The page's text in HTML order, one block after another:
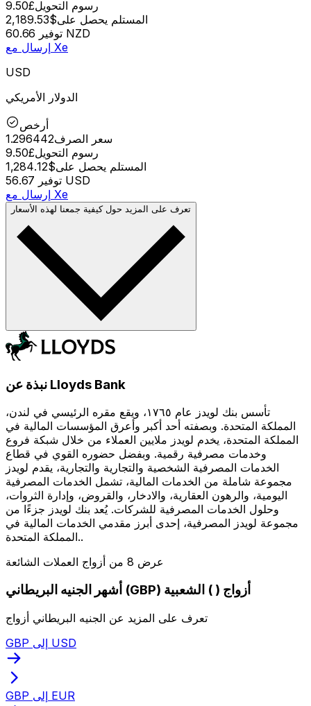
رسوم التحويل£9.50
المستلم يحصل على$2,189.53
توفير 60.66 NZD
إرسال مع Xe
USD
الدولار الأمريكي
أرخص
سعر الصرف1.296442
رسوم التحويل£9.50
المستلم يحصل على$1,284.12
توفير 56.67 USD
إرسال مع Xe
تعرف على المزيد حول كيفية جمعنا لهذه الأسعار
نبذة عن Lloyds Bank
تأسس بنك لويدز عام ١٧٦٥، ويقع مقره الرئيسي في لندن،
المملكة المتحدة. وبصفته أحد أكبر وأعرق المؤسسات المالية في
المملكة المتحدة، يخدم لويدز ملايين العملاء من خلال شبكة فروع
وخدمات مصرفية رقمية. وبفضل حضوره القوي في قطاع
الخدمات المصرفية الشخصية والتجارية والتجارية، يقدم لويدز
مجموعة شاملة من الخدمات المالية، تشمل الخدمات المصرفية
اليومية، والرهون العقارية، والادخار، والقروض، وإدارة الثروات،
وحلول الخدمات المصرفية للشركات. يُعد بنك لويدز جزءًا من
مجموعة لويدز المصرفية، إحدى أبرز مقدمي الخدمات المالية في
المملكة المتحدة..
عرض 8 من أزواج العملات الشائعة
أشهر الجنيه البريطاني (GBP) أزواج ( ) الشعبية
تعرف على المزيد عن الجنيه البريطاني أزواج
GBP إلى USD
GBP إلى EUR